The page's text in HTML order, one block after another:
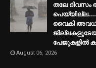
തലേ ദിവസം
വൈകി അവധി
പേജുകളില്‍
August 06, 2026